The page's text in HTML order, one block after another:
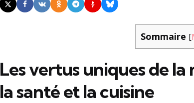
Sommaire [
Les vertus uniques de
la santé et la cuisine